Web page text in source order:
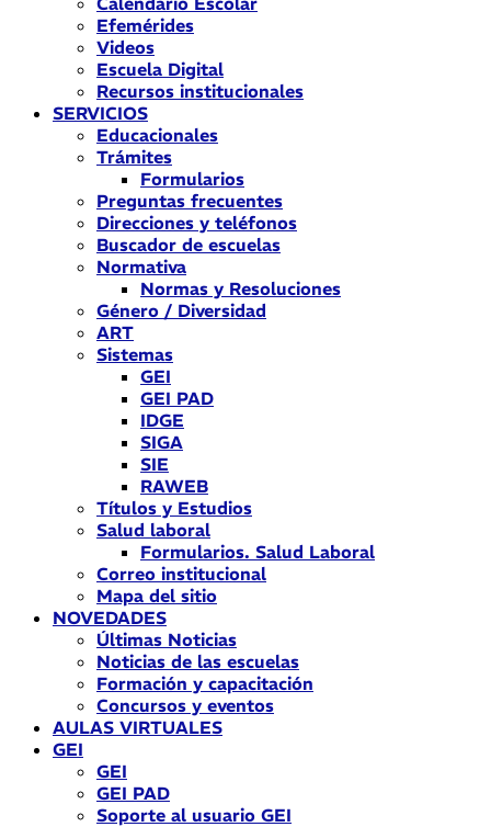
Efemérides
Videos
Escuela Digital
Recursos institucionales
SERVICIOS
Educacionales
Trámites
Formularios
Preguntas frecuentes
Direcciones y teléfonos
Buscador de escuelas
Normativa
Normas y Resoluciones
Género / Diversidad
ART
Sistemas
GEI
GEI PAD
IDGE
SIGA
SIE
RAWEB
Títulos y Estudios
Salud laboral
Formularios. Salud Laboral
Correo institucional
Mapa del sitio
NOVEDADES
Últimas Noticias
Noticias de las escuelas
Formación y capacitación
Concursos y eventos
AULAS VIRTUALES
GEI
GEI
GEI PAD
Soporte al usuario GEI